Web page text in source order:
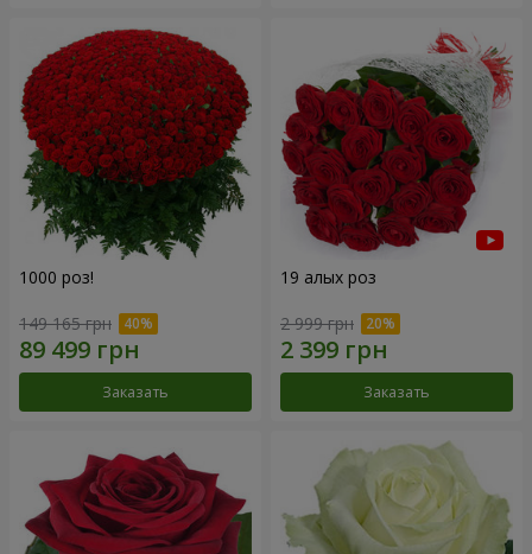
1000 роз!
149 165 грн
Заказать
19 алых роз
2 999 грн
Заказать